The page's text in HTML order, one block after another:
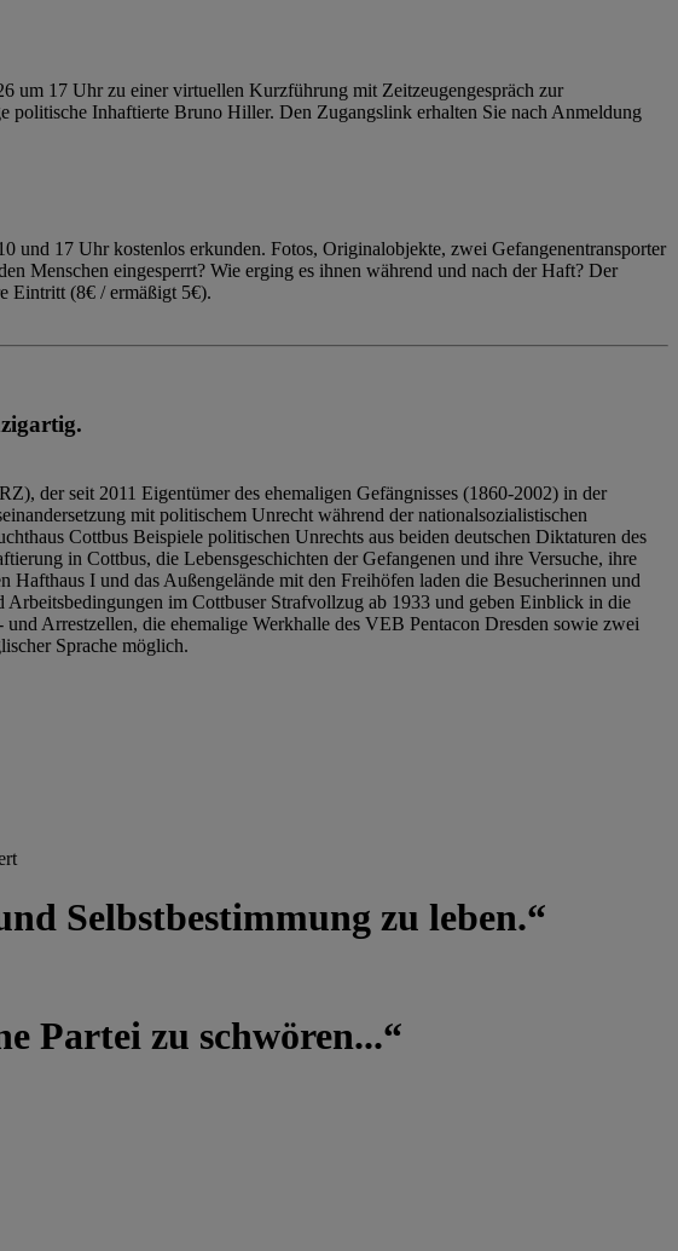
um 17 Uhr zu einer virtuellen Kurzführung mit Zeitzeugengespräch zur
politische Inhaftierte Bruno Hiller. Den Zugangslink erhalten Sie nach Anmeldung
und 17 Uhr kostenlos erkunden. Fotos, Originalobjekte, zwei Gefangenentransporter
Menschen eingesperrt? Wie erging es ihnen während und nach der Haft? Der
Eintritt (8€ / ermäßigt 5€).
der seit 2011 Eigentümer des ehemaligen Gefängnisses (1860-2002) in der
mit politischem Unrecht während der nationalsozialistischen
Cottbus Beispiele politischen Unrechts aus beiden deutschen Diktaturen des
in Cottbus, die Lebensgeschichten der Gefangenen und ihre Versuche, ihre
I und das Außengelände mit den Freihöfen laden die Besucherinnen und
im Cottbuser Strafvollzug ab 1933 und geben Einblick in die
Arrestzellen, die ehemalige Werkhalle des VEB Pentacon Dresden sowie zwei
Sprache möglich.
Selbstbestimmung zu leben.“
Partei zu schwören...“